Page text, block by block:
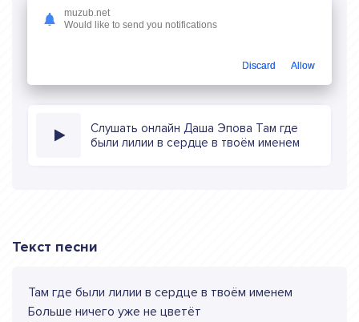
сердце в твоём именем
320 кбитс) бесплатно или слушать музыку в режиме
Слушать онлайн Даша Эпова Там где
были лилии в сердце в твоём именем
Текст песни
Там где были лилии в сердце в твоём именем
Больше ничего уже не цветёт
muzub.net
Would like to send you notifications
Discard Allow